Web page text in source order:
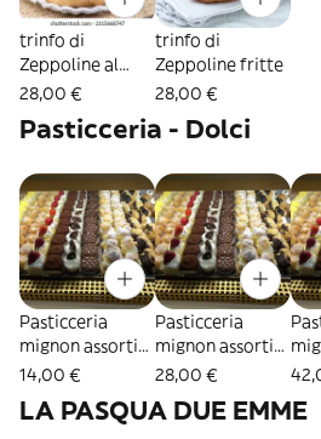
trinfo di
Zeppoline al
forno
28,00 €
trinfo di
Zeppoline fritte
28,00 €
Pasticceria - Dolci
Pasticceria
mignon assortita
-10/12 pezzi 500
14,00 €
Pasticceria
mignon assortita
20/25 pezzi 1 kg
28,00 €
32/
LA PASQUA DUE EMME